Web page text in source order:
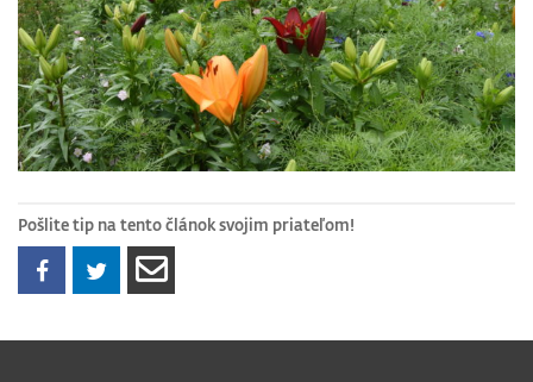
Pošlite tip na tento článok svojim priateľom!